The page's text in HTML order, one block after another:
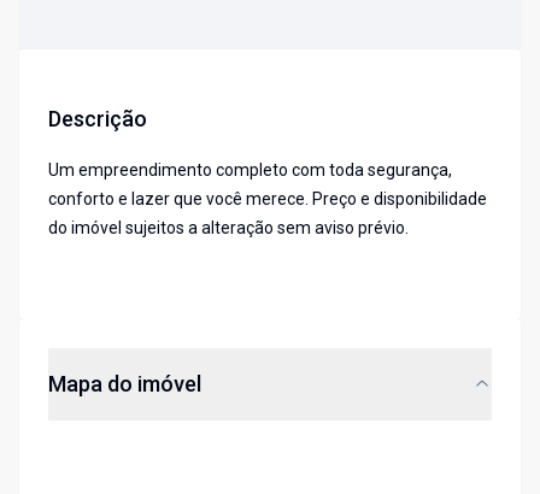
Descrição
Um empreendimento completo com toda segurança,
conforto e lazer que você merece. Preço e disponibilidade
do imóvel sujeitos a alteração sem aviso prévio.
Mapa do imóvel